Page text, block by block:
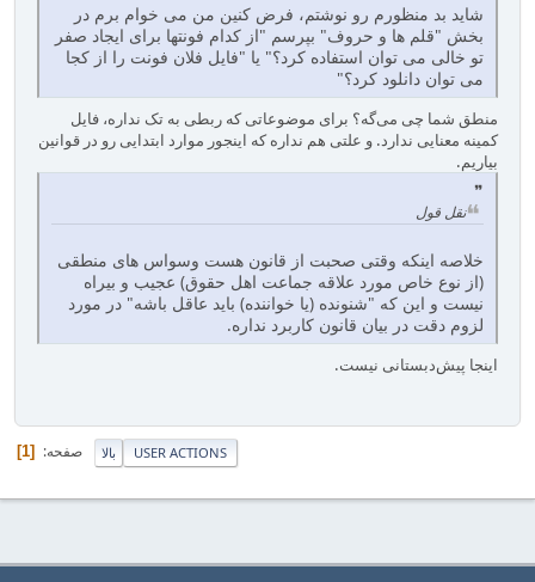
شاید بد منظورم رو نوشتم، فرض کنین من می خوام برم در
بخش "قلم ها و حروف" بپرسم "از کدام فونتها برای ایجاد صفر
تو خالی می توان استفاده کرد؟" یا "فایل فلان فونت را از کجا
می توان دانلود کرد؟"
منطق شما چی می‌گه؟ برای موضوعاتی که ربطی به تک نداره، فایل
کمینه معنایی ندارد. و علتی هم نداره که اینجور موارد ابتدایی رو در قوانین
بیاریم.
نقل قول
خلاصه اینکه وقتی صحبت از قانون هست وسواس های منطقی
(از نوع خاص مورد علاقه جماعت اهل حقوق) عجیب و بیراه
نیست و این که "شنونده (یا خواننده) باید عاقل باشه" در مورد
لزوم دقت در بیان قانون کاربرد نداره.
اینجا پیش‌دبستانی نیست.
بالا صفحه 1 USER ACTIONS